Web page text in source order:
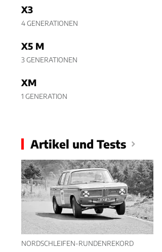
X3
4 GENERATIONEN
X5 M
3 GENERATIONEN
XM
1 GENERATION
Artikel und Tests
NORDSCHLEIFEN-RUNDENREKORD